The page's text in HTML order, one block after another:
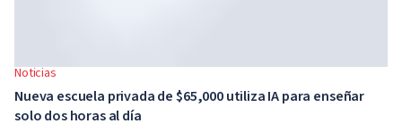
Noticias
Nueva escuela privada de $65,000 utiliza IA para enseñar
solo dos horas al día